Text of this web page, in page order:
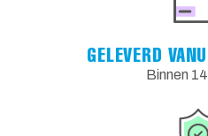
GELEVERD
Binnen